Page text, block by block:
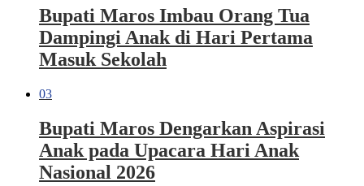
Bupati Maros Imbau Orang Tua
Dampingi Anak di Hari Pertama
Masuk Sekolah
03
Bupati Maros Dengarkan Aspirasi
Anak pada Upacara Hari Anak
Nasional 2026